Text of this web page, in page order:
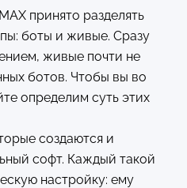
принято разделять
боты и живые. Сразу
живые почти не
ботов. Чтобы вы во
определим суть этих
создаются и
софт. Каждый такой
настройку: ему